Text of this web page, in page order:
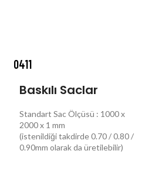
0411
Baskılı Saclar
Standart Sac Ölçüsü : 1000 x
2000 x 1 mm
(istenildiği takdirde 0.70 / 0.80 /
0.90mm olarak da üretilebilir)